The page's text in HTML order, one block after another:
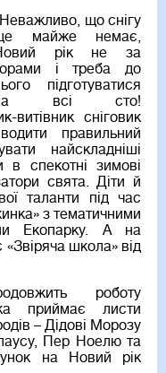
що снігу
майже немає,
рік не за
і треба до
підготуватися
всі сто!
витівник сніговик
правильний
найскладніші
спекотні зимові
свята. Діти й
таланти під час
з тематичними
Екопарку. А на
«Звіряча школа» від
роботу
приймає листи
– Дідові Морозу
Пер Ноелю та
на Новий рік